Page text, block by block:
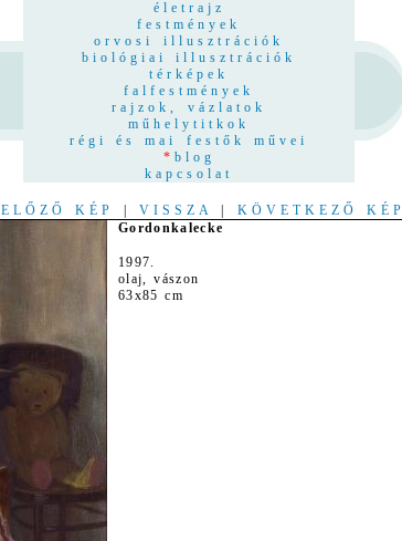
életrajz
festmények
orvosi illusztrációk
biológiai illusztrációk
térképek
falfestmények
rajzok, vázlatok
műhelytitkok
régi és mai festők művei
* blog
kapcsolat
ELŐZŐ KÉP VISSZA
KÖVETKEZŐ KÉP
Gordonkalecke
1997.
olaj, vászon
63x85 cm